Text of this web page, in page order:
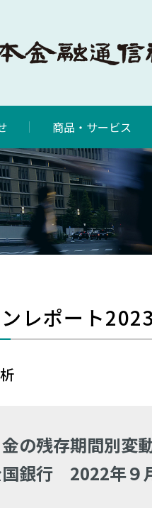
商品・サービス
レポート
の残存期間別変
国銀行 2022年９